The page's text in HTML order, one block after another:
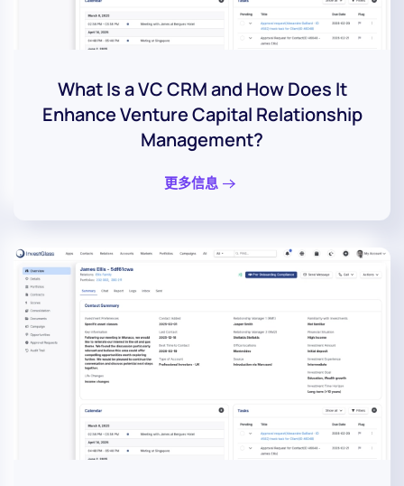
What Is a VC CRM and How Does It
Enhance Venture Capital Relationship
Management?
更多信息